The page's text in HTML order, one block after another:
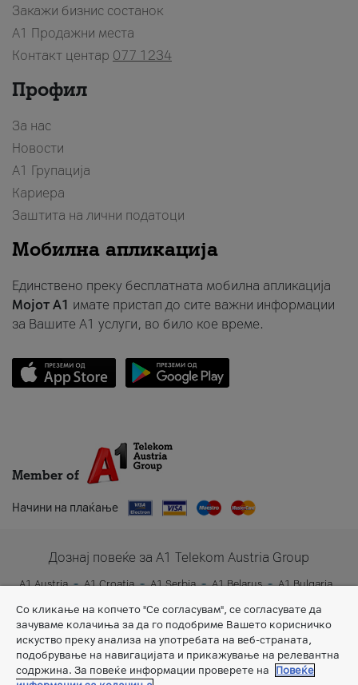
Закажи бизнис состанок
A1 Продажни места
Контакт центар 077 1234
Профил
За нас
Новости
А1 Групација
Кариера
Заштита на лични податоци
Мобилна апликација
Единствено преку бесплатната мобилна апликација
Мојот A1 имате пристап до сите важни информации
за Вашите A1 услуги, во било кое време.
Member of
Начини на плаќање
Дознај повеќе за A1 Telekom Austria Group
A1 Austria A1 Croatia A1 Serbia A1 Belarus
A1 Bulgaria
Со кликање на копчето "Се согласувам", се согласувате да
зачуваме колачиња за да го подобриме Вашето корисничко
искуство преку анализа на употребата на веб-страната,
подобрување на навигацијата и прикажување на релевантна
содржина. За повеќе информации проверете на
Повеќе